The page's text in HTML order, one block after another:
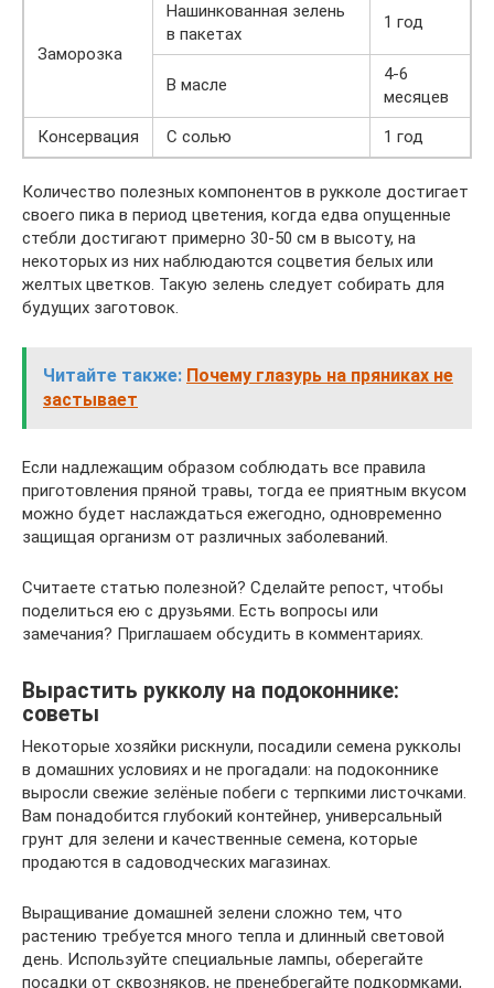
Заморозка
Нашинкованная зелень
в пакетах
1 год
В масле
4-6
месяцев
Консервация
С солью 1 год
Количество полезных компонентов в рукколе достигает
своего пика в период цветения, когда едва опущенные
стебли достигают примерно 30-50 см в высоту, на
некоторых из них наблюдаются соцветия белых или
желтых цветков. Такую зелень следует собирать для
будущих заготовок.
Читайте также: Почему глазурь на пряниках не
застывает
Если надлежащим образом соблюдать все правила
приготовления пряной травы, тогда ее приятным вкусом
можно будет наслаждаться ежегодно, одновременно
защищая организм от различных заболеваний.
Считаете статью полезной? Сделайте репост, чтобы
поделиться ею с друзьями. Есть вопросы или
замечания? Приглашаем обсудить в комментариях.
Вырастить рукколу на подоконнике:
советы
Некоторые хозяйки рискнули, посадили семена рукколы
в домашних условиях и не прогадали: на подоконнике
выросли свежие зелёные побеги с терпкими листочками.
Вам понадобится глубокий контейнер, универсальный
грунт для зелени и качественные семена, которые
продаются в садоводческих магазинах.
Выращивание домашней зелени сложно тем, что
растению требуется много тепла и длинный световой
день. Используйте специальные лампы, оберегайте
посадки от сквозняков, не пренебрегайте подкормками,